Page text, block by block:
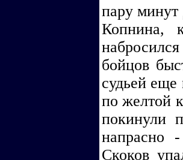
пару минут
Копнина,
бойцов
судьей
по желтой
покинули
напрасно
Скоков